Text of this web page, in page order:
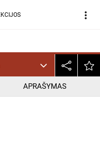
more_vert
APRAŠYMAS